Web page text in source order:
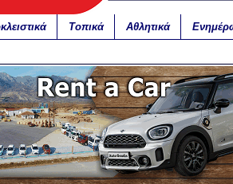
Τοπικά Αθλητικά